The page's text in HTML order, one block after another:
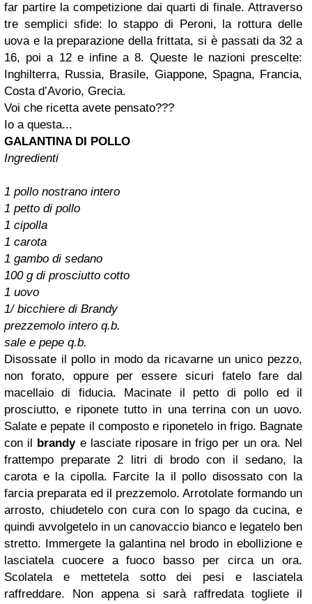
far partire la competizione dai quarti di finale. Attraverso
tre semplici sfide: lo stappo di Peroni, la rottura delle
uova e la preparazione della frittata, si è passati da 32 a
16, poi a 12 e infine a 8. Queste le nazioni prescelte:
Inghilterra, Russia, Brasile, Giappone, Spagna, Francia,
Costa d’Avorio, Grecia.
Voi che ricetta avete pensato???
Io a questa...
GALANTINA DI POLLO
Ingredienti
1 pollo nostrano intero
1 petto di pollo
1 cipolla
1 carota
1 gambo di sedano
100 g di prosciutto cotto
1 uovo
1/ bicchiere di Brandy
prezzemolo intero q.b.
sale e pepe q.b.
Disossate il pollo in modo da ricavarne un unico pezzo,
non forato, oppure per essere sicuri fatelo fare dal
macellaio di fiducia. Macinate il petto di pollo ed il
prosciutto, e riponete tutto in una terrina con un uovo.
Salate e pepate il composto e riponetelo in frigo. Bagnate
con il brandye lasciate riposare in frigo per un ora. Nel
frattempo preparate 2 litri di brodo con il sedano, la
carota e la cipolla. Farcite la il pollo disossato con la
farcia preparata ed il prezzemolo. Arrotolate formando un
arrosto, chiudetelo con cura con lo spago da cucina, e
quindi avvolgetelo in un canovaccio bianco e legatelo ben
stretto. Immergete la galantina nel brodo in ebollizione e
lasciatela cuocere a fuoco basso per circa un ora.
Scolatela e mettetela sotto dei pesi e lasciatela
raffreddare. Non appena si sarà raffredata togliete il